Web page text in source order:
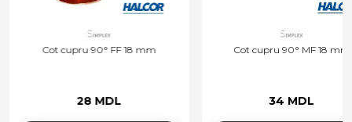
Cot cupru 90° FF 18 mm
28 MDL
Cot cupru 90° MF 18 mm
34 MDL